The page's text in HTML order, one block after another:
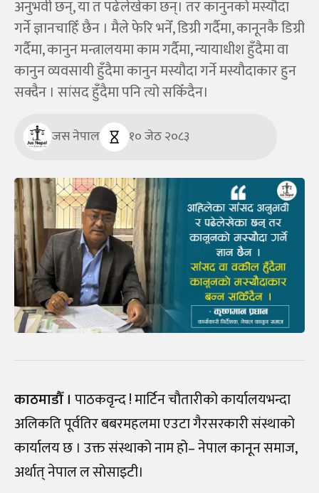
अनुभवी छन्, या त पढेलेखेका छन्। तर कानुनको मस्यौदा
गर्ने ज्ञानचाहिँ छैन । मैले फेरि भनेँ, डिग्री गर्दैमा, कानूनकै डिग्री
गर्दैमा, कानुन मन्त्रालयमा काम गर्दैमा, न्यायाधीश हुँदैमा वा
कानुन व्यवसायी हुँदैमा कानुन मस्यौदा गर्ने मस्यौदाकार हुन
सक्दैन । सांसद हुँदैमा पनि त्यो सकिँदैन।
जस नेपाल १० जेठ २०८३
काठमाडौँ । पाठकवृन्द ! मार्टिन चौतारीको कार्यालयभन्दा
अलिकति पूर्वतिर बबरमहलमा एउटा गैरसरकारी संस्थाको
कार्यालय छ । उक्त संस्थाको नाम हो– नेपाल कानून समाज,
अर्थात् नेपाल ल सोसाइटी।